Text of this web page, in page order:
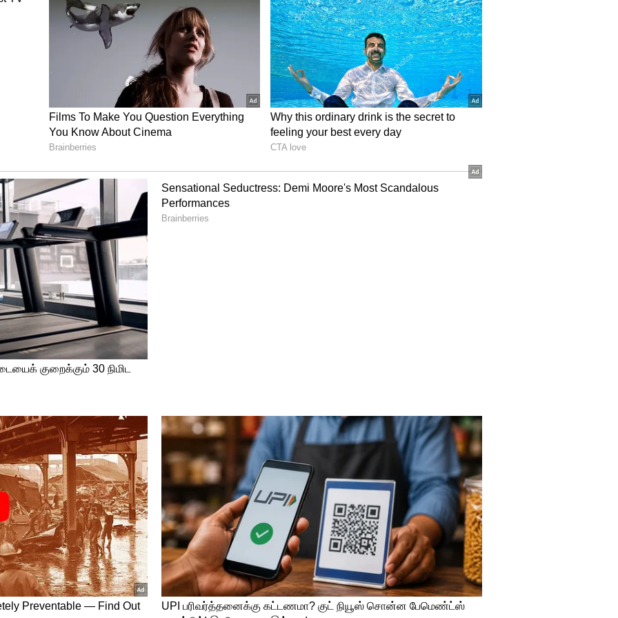
நடிகராகவும் கோலிவுட் திரையுலகில்
திரைப்படம் இயக்குவதில் கவனம் செலுத்த
இவர் இயக்கியுள்ள பிசாசு 2
வெளியாகாமல் உள்ள நிலையில்.. இந்த
என கூறப்படுகிறது. அதை
என்கிற படத்தையும் எழுதி
பெப்பர் லுக்கில் சூர்யா! பொங்கலை